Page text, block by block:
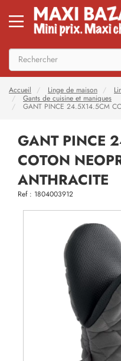
Accueil Linge de maison
Gants de cuisine et maniques
GANT PINCE 24.5X14.5CM
GANT PINCE
COTON
ANTHRACITE
Ref : 1804003912